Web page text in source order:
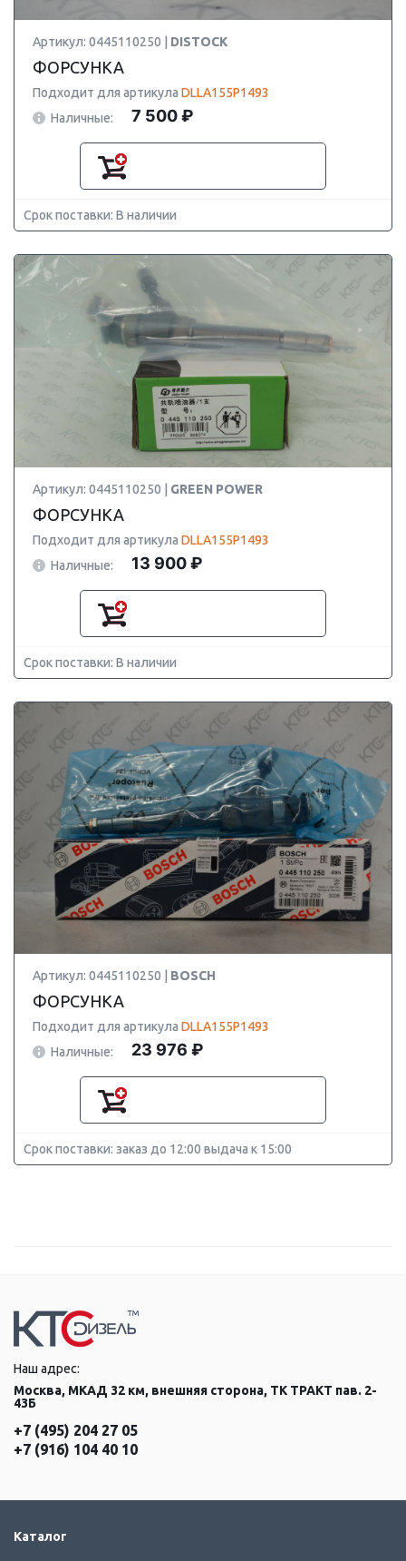
Артикул: 0445110250 | DISTOCK
ФОРСУНКА
Подходит для артикула DLLA155P1493
Наличные:
7 500 ₽
Срок поставки: В наличии
Артикул: 0445110250 | GREEN POWER
ФОРСУНКА
Подходит для артикула DLLA155P1493
Наличные:
13 900 ₽
Срок поставки: В наличии
Артикул: 0445110250 | BOSCH
ФОРСУНКА
Подходит для артикула DLLA155P1493
Наличные:
23 976 ₽
Срок поставки: заказ до 12:00 выдача к 15:00
Наш адрес:
Москва, МКАД 32 км, внешняя сторона, ТК ТРАКТ пав. 2-
43Б
+7 (495) 204 27 05
+7 (916) 104 40 10
Каталог